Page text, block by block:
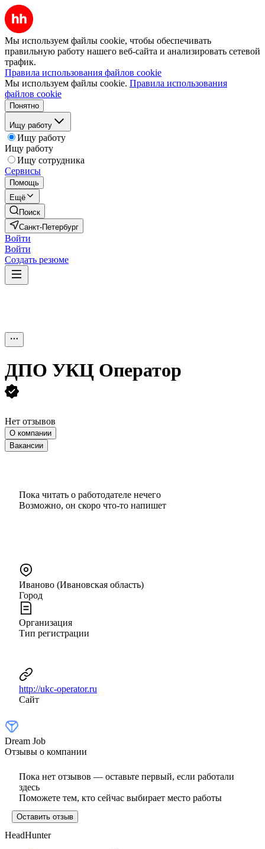
Мы используем файлы cookie, чтобы обеспечивать
правильную работу нашего веб-сайта и анализировать сетевой
трафик.
Правила использования файлов cookie
Мы используем файлы cookie. Правила использования
файлов cookie
Понятно
Ищу работу
Ищу работу
Ищу работу
Ищу сотрудника
Сервисы
Помощь
Ещё
Поиск
Санкт-Петербург
Войти
Войти
Создать резюме
ДПО УКЦ Оператор
Нет отзывов
О компании
Вакансии
Пока читать о работодателе нечего
Возможно, он скоро что‑то напишет
Иваново (Ивановская область)
Город
Организация
Тип регистрации
http://ukc-operator.ru
Сайт
Dream Job
Отзывы о компании
Пока нет отзывов — оставьте первый, если работали
здесь
Поможете тем, кто сейчас выбирает место работы
Оставить отзыв
HeadHunter